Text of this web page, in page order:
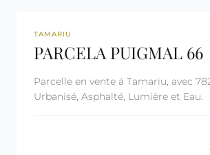
REF: 1066
TAMARIU
PARCELA PUIGMAL 66
Parcelle en vente á Tamariu, avec
Urbanisé, Asphalté, Lumière et Eau.